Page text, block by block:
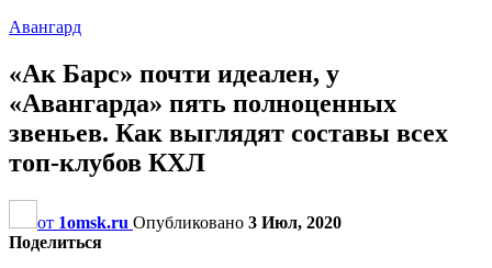
Авангард
«Ак Барс» почти идеален, у
«Авангарда» пять полноценных
звеньев. Как выглядят составы всех
топ-клубов КХЛ
от 1omsk.ru Опубликовано 3 Июл, 2020
Поделиться